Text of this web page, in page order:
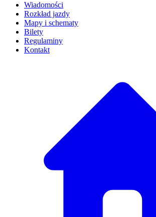
Wiadomości
Rozkład jazdy
Mapy i schematy
Bilety
Regulaminy
Kontakt